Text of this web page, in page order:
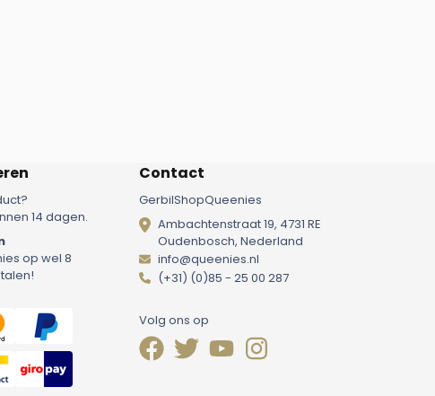
14 dagen.
op wel 8
Contact
GerbilShopQueenies
Ambachtenstraat 19, 4731 RE
Oudenbosch, Nederland
info@queenies.nl
(+31) (0)85 - 25 00 287
Volg ons op